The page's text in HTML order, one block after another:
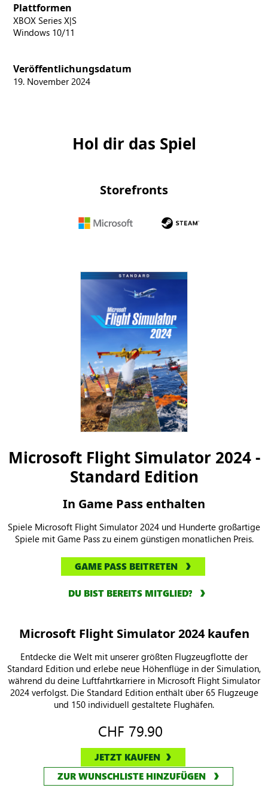
Plattformen
XBOX Series X|S
Windows 10/11
Veröffentlichungsdatum
19. November 2024
Hol dir das Spiel
Storefronts
Microsoft Flight Simulator 2024 -
Standard Edition
In Game Pass enthalten
Spiele Microsoft Flight Simulator 2024 und Hunderte großartige
Spiele mit Game Pass zu einem günstigen monatlichen Preis.
GAME PASS BEITRETEN
DU BIST BEREITS MITGLIED?
Microsoft Flight Simulator 2024 kaufen
Entdecke die Welt mit unserer größten Flugzeugflotte der
Standard Edition und erlebe neue Höhenflüge in der Simulation,
während du deine Luftfahrtkarriere in Microsoft Flight Simulator
2024 verfolgst. Die Standard Edition enthält über 65 Flugzeuge
und 150 individuell gestaltete Flughäfen.
CHF 79.90
JETZT KAUFEN